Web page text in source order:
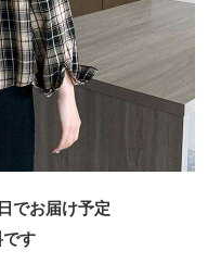
でお届け予定
す